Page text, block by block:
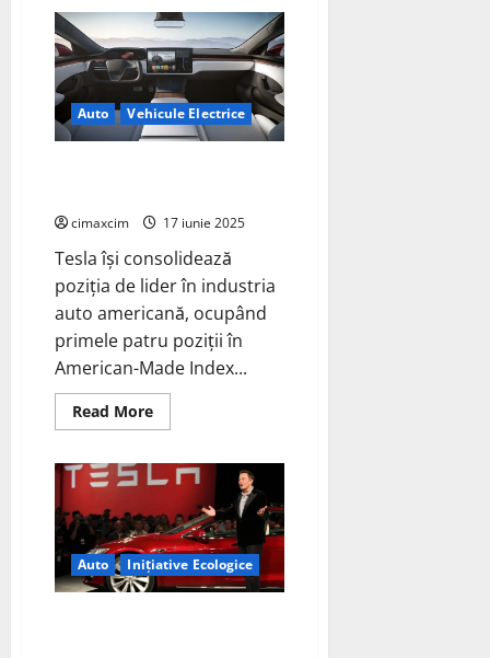
Climatice
în
2025:
Cifre
Record
și
Avertismente
Globale
Auto Vehicule Electrice
cimaxcim 17 iunie 2025
Tesla își consolidează
poziția de lider în industria
auto americană, ocupând
primele patru poziții în
American-Made Index...
Read MoreRead
more
domină
topul
EV‑urilor
fabricate
în
SUA
în
2025
Auto Inițiative Ecologice